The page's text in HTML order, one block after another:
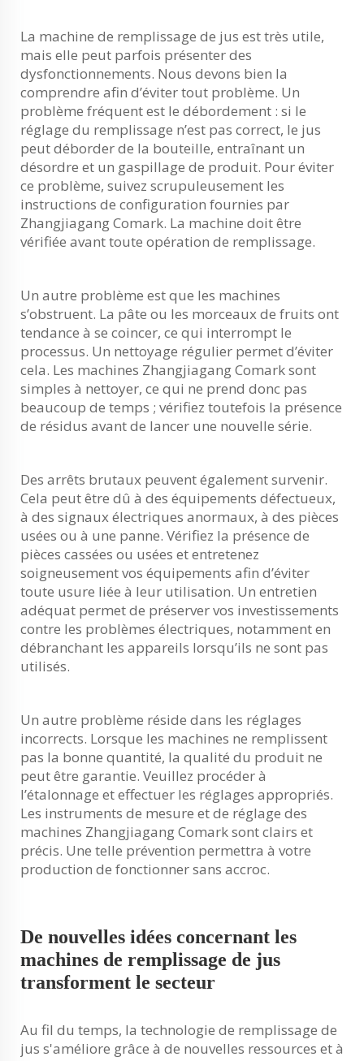
La machine de remplissage de jus est très utile,
mais elle peut parfois présenter des
dysfonctionnements. Nous devons bien la
comprendre afin d’éviter tout problème. Un
problème fréquent est le débordement : si le
réglage du remplissage n’est pas correct, le jus
peut déborder de la bouteille, entraînant un
désordre et un gaspillage de produit. Pour éviter
ce problème, suivez scrupuleusement les
instructions de configuration fournies par
Zhangjiagang Comark. La machine doit être
vérifiée avant toute opération de remplissage.
Un autre problème est que les machines
s’obstruent. La pâte ou les morceaux de fruits ont
tendance à se coincer, ce qui interrompt le
processus. Un nettoyage régulier permet d’éviter
cela. Les machines Zhangjiagang Comark sont
simples à nettoyer, ce qui ne prend donc pas
beaucoup de temps ; vérifiez toutefois la présence
de résidus avant de lancer une nouvelle série.
Des arrêts brutaux peuvent également survenir.
Cela peut être dû à des équipements défectueux,
à des signaux électriques anormaux, à des pièces
usées ou à une panne. Vérifiez la présence de
pièces cassées ou usées et entretenez
soigneusement vos équipements afin d’éviter
toute usure liée à leur utilisation. Un entretien
adéquat permet de préserver vos investissements
contre les problèmes électriques, notamment en
débranchant les appareils lorsqu’ils ne sont pas
utilisés.
Un autre problème réside dans les réglages
incorrects. Lorsque les machines ne remplissent
pas la bonne quantité, la qualité du produit ne
peut être garantie. Veuillez procéder à
l’étalonnage et effectuer les réglages appropriés.
Les instruments de mesure et de réglage des
machines Zhangjiagang Comark sont clairs et
précis. Une telle prévention permettra à votre
production de fonctionner sans accroc.
De nouvelles idées concernant les
machines de remplissage de jus
transforment le secteur
Au fil du temps, la technologie de remplissage de
jus s'améliore grâce à de nouvelles ressources et à